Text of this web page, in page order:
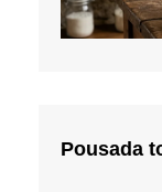
Pousada